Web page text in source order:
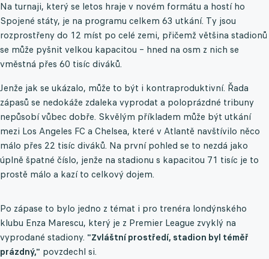
Na turnaji, který se letos hraje v novém formátu a hostí ho
Spojené státy, je na programu celkem 63 utkání. Ty jsou
rozprostřeny do 12 míst po celé zemi, přičemž většina stadionů
se může pyšnit velkou kapacitou – hned na osm z nich se
vměstná přes 60 tisíc diváků.
Jenže jak se ukázalo, může to být i kontraproduktivní. Řada
zápasů se nedokáže zdaleka vyprodat a poloprázdné tribuny
nepůsobí vůbec dobře. Skvělým příkladem může být utkání
mezi Los Angeles FC a Chelsea, které v Atlantě navštívilo něco
málo přes 22 tisíc diváků. Na první pohled se to nezdá jako
úplně špatné číslo, jenže na stadionu s kapacitou 71 tisíc je to
prostě málo a kazí to celkový dojem.
Po zápase to bylo jedno z témat i pro trenéra londýnského
klubu Enza Marescu, který je z Premier League zvyklý na
vyprodané stadiony. "Zvláštní prostředí, stadion byl téměř
prázdný," povzdechl si.